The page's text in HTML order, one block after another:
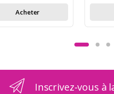
Acheter
Inscrivez-vous à